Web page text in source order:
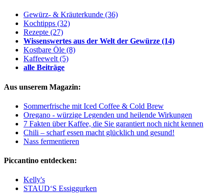
Gewürz- & Kräuterkunde (36)
Kochtipps (32)
Rezepte (27)
Wissenswertes aus der Welt der Gewürze (14)
Kostbare Öle (8)
Kaffeewelt (5)
alle Beiträge
Aus unserem Magazin:
Sommerfrische mit Iced Coffee & Cold Brew
Oregano - würzige Legenden und heilende Wirkungen
7 Fakten über Kaffee, die Sie garantiert noch nicht kennen
Chili – scharf essen macht glücklich und gesund!
Nass fermentieren
Piccantino entdecken:
Kelly's
STAUD‘S Essiggurken